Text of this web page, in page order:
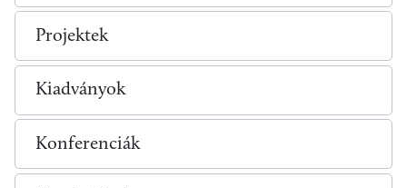
Projektek
Kiadványok
Konferenciák